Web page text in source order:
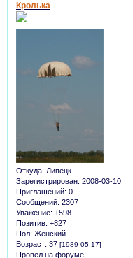
Кролька
Откуда: Липецк
Зарегистрирован: 2008-03-10
Приглашений: 0
Сообщений: 2307
Уважение: +598
Позитив: +827
Пол: Женский
Возраст: 37 [1989-05-17]
Провел на форуме: